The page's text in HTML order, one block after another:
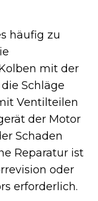
häufig zu
mit der
Schläge
Ventilteilen
der Motor
Schaden
Reparatur ist
oder
erforderlich.